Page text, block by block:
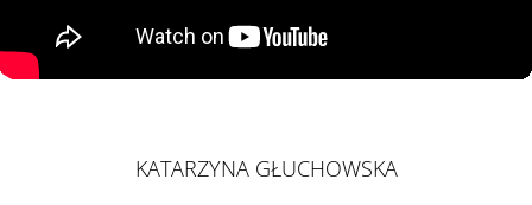
KATARZYNA GŁUCHOWSKA